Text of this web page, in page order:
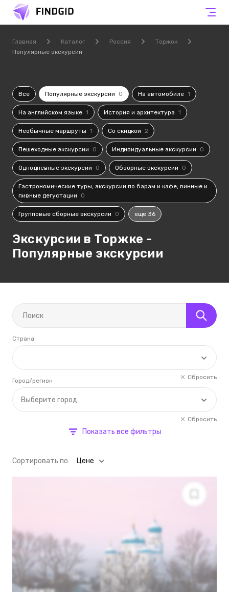
Главная Каталог Россия
Торжок
Популярные экскурсии
Все Популярные экскурсии 0 На автомобиле 1
На английском языке 1 История и архитектура 1
Необычные маршруты 1 Со скидкой 2
Пешеходные экскурсии 0 Индивидуальные экскурсии 0
Однодневные экскурсии 0 Обзорные экскурсии 0
Гастрономические туры, экскурсии по барам и кафе, винные и
пивные дегустации
0
Групповые сборные экскурсии 0 еще 36
Экскурсии в Торжке -
Популярные экскурсии
Страна
Сбросить
Выберите город
Город/регион
Сбросить
Показать все фильтры
Cортировать по: Цене